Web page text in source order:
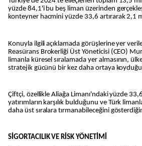
yüzde 84,1'i bu beş liman üzerinden
konteyner hacmini yüzde 33,6 artırarak 2,1
Konuyla ilgili açıklamada görüşlerine yer
Reasürans Brokerliği Üst Yöneticisi (CEO)
limanla küresel sıralamada yer almasının,
stratejik gücünü bir kez daha ortaya
Çiftçi, özellikle Aliağa Limanı'ndaki yüzde
yatırımların karşılık bulduğunu ve Türk
daha üst sıralara tırmanabileceğini
SİGORTACILIK VE RİSK YÖNETİMİ